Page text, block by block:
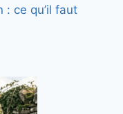
: ce qu’il faut